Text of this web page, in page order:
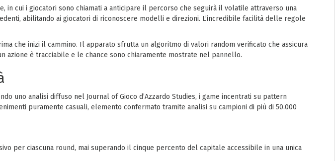
in cui i giocatori sono chiamati a anticipare il percorso che seguirà il volatile attraverso una
abilitando ai giocatori di riconoscere modelli e direzioni. L’incredibile facilità delle regole
che inizi il cammino. Il apparato sfrutta un algoritmo di valori random verificato che assicura
azione è tracciabile e le chance sono chiaramente mostrate nel pannello.
uno analisi diffuso nel Journal of Gioco d’Azzardo Studies, i game incentrati su pattern
puramente casuali, elemento confermato tramite analisi su campioni di più di 50.000
per ciascuna round, mai superando il cinque percento del capitale accessibile in una unica